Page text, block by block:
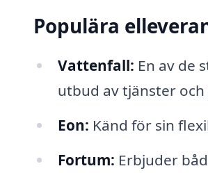
Populära
Vattenfall: En av de
utbud av tjänster
Eon: Känd för sin
Fortum: Erbjuder